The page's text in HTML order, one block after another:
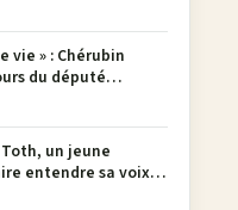
vie » : Chérubin
du député
Tshimbu en 137
un jeune
entendre sa voix à